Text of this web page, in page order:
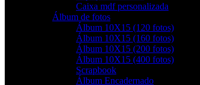
Caixa mdf personalizada
Álbum de fotos
Álbum 10X15 (120 fotos)
Álbum 10X15 (160 fotos)
Álbum 10X15 (200 fotos)
Álbum 10X15 (400 fotos)
Scrapbook
Álbum Encadernado